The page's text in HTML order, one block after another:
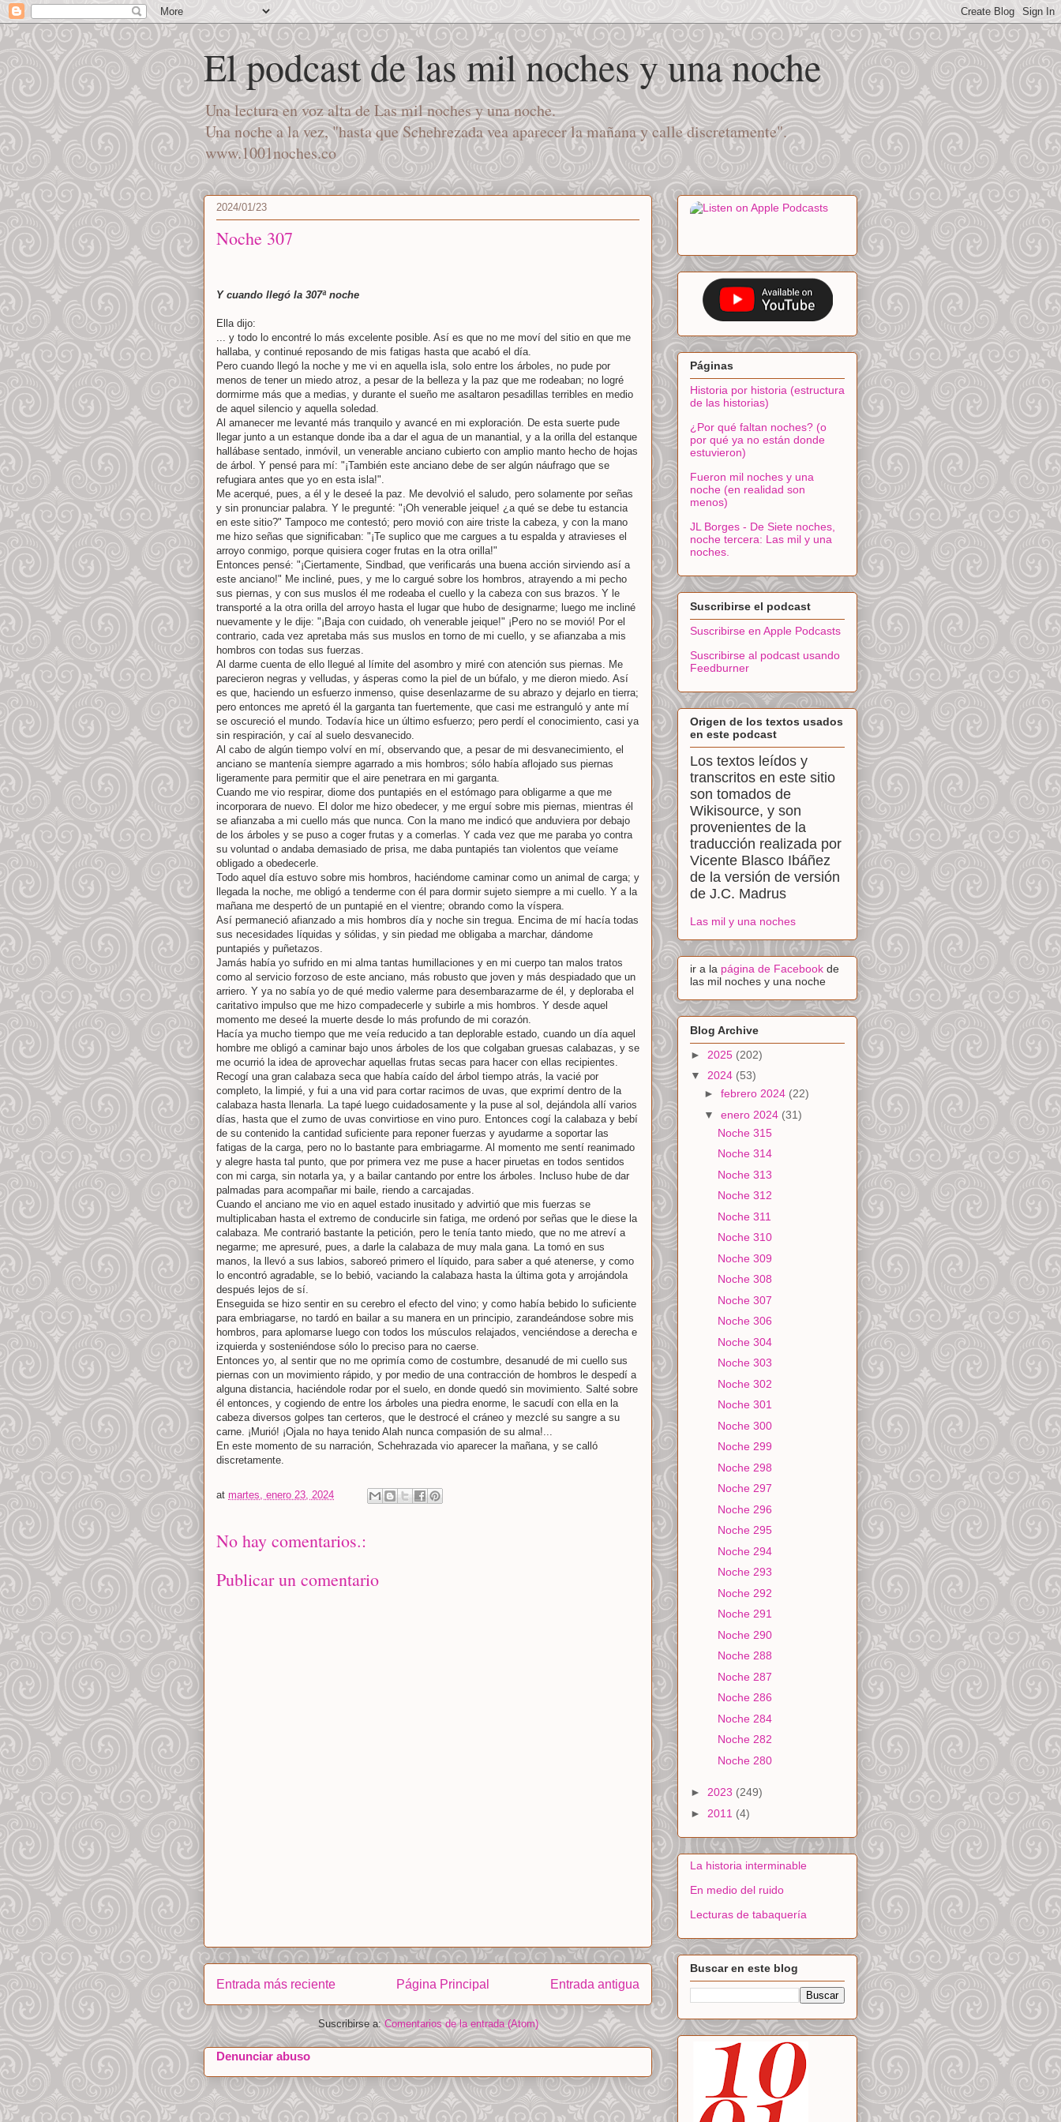
El podcast de las mil noches y una noche
Una lectura en voz alta de Las mil noches y una noche.
Una noche a la vez, "hasta que Schehrezada vea aparecer la mañana y calle discretamente".
www.1001noches.co
2024/01/23
Noche 307
Y cuando llegó la 307ª noche
Ella dijo:
... y todo lo encontré lo más excelente posible. Así es que no me moví del sitio en que me
hallaba, y continué reposando de mis fatigas hasta que acabó el día.
Pero cuando llegó la noche y me vi en aquella isla, solo entre los árboles, no pude por
menos de tener un miedo atroz, a pesar de la belleza y la paz que me rodeaban; no logré
dormirme más que a medias, y durante el sueño me asaltaron pesadillas terribles en medio
de aquel silencio y aquella soledad.
Al amanecer me levanté más tranquilo y avancé en mi exploración. De esta suerte pude
llegar junto a un estanque donde iba a dar el agua de un manantial, y a la orilla del estanque
hallábase sentado, inmóvil, un venerable anciano cubierto con amplio manto hecho de hojas
de árbol. Y pensé para mí: "¡También este anciano debe de ser algún náufrago que se
refugiara antes que yo en esta isla!".
Me acerqué, pues, a él y le deseé la paz. Me devolvió el saludo, pero solamente por señas
y sin pronunciar palabra. Y le pregunté: "¡Oh venerable jeique! ¿a qué se debe tu estancia
en este sitio?" Tampoco me contestó; pero movió con aire triste la cabeza, y con la mano
me hizo señas que significaban: "¡Te suplico que me cargues a tu espalda y atravieses el
arroyo conmigo, porque quisiera coger frutas en la otra orilla!"
Entonces pensé: "¡Ciertamente, Sindbad, que verificarás una buena acción sirviendo así a
este anciano!" Me incliné, pues, y me lo cargué sobre los hombros, atrayendo a mi pecho
sus piernas, y con sus muslos él me rodeaba el cuello y la cabeza con sus brazos. Y le
transporté a la otra orilla del arroyo hasta el lugar que hubo de designarme; luego me incliné
nuevamente y le dije: "¡Baja con cuidado, oh venerable jeique!" ¡Pero no se movió! Por el
contrario, cada vez apretaba más sus muslos en torno de mi cuello, y se afianzaba a mis
hombros con todas sus fuerzas.
Al darme cuenta de ello llegué al límite del asombro y miré con atención sus piernas. Me
parecieron negras y velludas, y ásperas como la piel de un búfalo, y me dieron miedo. Así
es que, haciendo un esfuerzo inmenso, quise desenlazarme de su abrazo y dejarlo en tierra;
pero entonces me apretó él la garganta tan fuertemente, que casi me estranguló y ante mí
se oscureció el mundo. Todavía hice un último esfuerzo; pero perdí el conocimiento, casi ya
sin respiración, y caí al suelo desvanecido.
Al cabo de algún tiempo volví en mí, observando que, a pesar de mi desvanecimiento, el
anciano se mantenía siempre agarrado a mis hombros; sólo había aflojado sus piernas
ligeramente para permitir que el aire penetrara en mi garganta.
Cuando me vio respirar, diome dos puntapiés en el estómago para obligarme a que me
incorporara de nuevo. El dolor me hizo obedecer, y me erguí sobre mis piernas, mientras él
se afianzaba a mi cuello más que nunca. Con la mano me indicó que anduviera por debajo
de los árboles y se puso a coger frutas y a comerlas. Y cada vez que me paraba yo contra
su voluntad o andaba demasiado de prisa, me daba puntapiés tan violentos que veíame
obligado a obedecerle.
Todo aquel día estuvo sobre mis hombros, haciéndome caminar como un animal de carga; y
llegada la noche, me obligó a tenderme con él para dormir sujeto siempre a mi cuello. Y a la
mañana me despertó de un puntapié en el vientre; obrando como la víspera.
Así permaneció afianzado a mis hombros día y noche sin tregua. Encima de mí hacía todas
sus necesidades líquidas y sólidas, y sin piedad me obligaba a marchar, dándome
puntapiés y puñetazos.
Jamás había yo sufrido en mi alma tantas humillaciones y en mi cuerpo tan malos tratos
como al servicio forzoso de este anciano, más robusto que joven y más despiadado que un
arriero. Y ya no sabía yo de qué medio valerme para desembarazarme de él, y deploraba el
caritativo impulso que me hizo compadecerle y subirle a mis hombros. Y desde aquel
momento me deseé la muerte desde lo más profundo de mi corazón.
Hacía ya mucho tiempo que me veía reducido a tan deplorable estado, cuando un día aquel
hombre me obligó a caminar bajo unos árboles de los que colgaban gruesas calabazas, y se
me ocurrió la idea de aprovechar aquellas frutas secas para hacer con ellas recipientes.
Recogí una gran calabaza seca que había caído del árbol tiempo atrás, la vacié por
completo, la limpié, y fui a una vid para cortar racimos de uvas, que exprimí dentro de la
calabaza hasta llenarla. La tapé luego cuidadosamente y la puse al sol, dejándola allí varios
días, hasta que el zumo de uvas convirtiose en vino puro. Entonces cogí la calabaza y bebí
de su contenido la cantidad suficiente para reponer fuerzas y ayudarme a soportar las
fatigas de la carga, pero no lo bastante para embriagarme. Al momento me sentí reanimado
y alegre hasta tal punto, que por primera vez me puse a hacer piruetas en todos sentidos
con mi carga, sin notarla ya, y a bailar cantando por entre los árboles. Incluso hube de dar
palmadas para acompañar mi baile, riendo a carcajadas.
Cuando el anciano me vio en aquel estado inusitado y advirtió que mis fuerzas se
multiplicaban hasta el extremo de conducirle sin fatiga, me ordenó por señas que le diese la
calabaza. Me contrarió bastante la petición, pero le tenía tanto miedo, que no me atreví a
negarme; me apresuré, pues, a darle la calabaza de muy mala gana. La tomó en sus
manos, la llevó a sus labios, saboreó primero el líquido, para saber a qué atenerse, y como
lo encontró agradable, se lo bebió, vaciando la calabaza hasta la última gota y arrojándola
después lejos de sí.
Enseguida se hizo sentir en su cerebro el efecto del vino; y como había bebido lo suficiente
para embriagarse, no tardó en bailar a su manera en un principio, zarandeándose sobre mis
hombros, para aplomarse luego con todos los músculos relajados, venciéndose a derecha e
izquierda y sosteniéndose sólo lo preciso para no caerse.
Entonces yo, al sentir que no me oprimía como de costumbre, desanudé de mi cuello sus
piernas con un movimiento rápido, y por medio de una contracción de hombros le despedí a
alguna distancia, haciéndole rodar por el suelo, en donde quedó sin movimiento. Salté sobre
él entonces, y cogiendo de entre los árboles una piedra enorme, le sacudí con ella en la
cabeza diversos golpes tan certeros, que le destrocé el cráneo y mezclé su sangre a su
carne. ¡Murió! ¡Ojala no haya tenido Alah nunca compasión de su alma!...
En este momento de su narración, Schehrazada vio aparecer la mañana, y se calló
discretamente.
at martes, enero 23, 2024
No hay comentarios.:
Publicar un comentario
Entrada más reciente Entrada antigua
Página Principal
Suscribirse a:Comentarios de la entrada (Atom)
Denunciar abuso
Páginas
Historia por historia (estructura
de las historias)
¿Por qué faltan noches? (o
por qué ya no están donde
estuvieron)
Fueron mil noches y una
noche (en realidad son
menos)
JL Borges - De Siete noches,
noche tercera: Las mil y una
noches.
Suscribirse el podcast
Suscribirse en Apple Podcasts
Suscribirse al podcast usando
Feedburner
Origen de los textos usados
en este podcast
Los textos leídos y
transcritos en este sitio
son tomados de
Wikisource, y son
provenientes de la
traducción realizada por
Vicente Blasco Ibáñez
de la versión de versión
de J.C. Madrus
Las mil y una noches
ir a la página de Facebook de
las mil noches y una noche
Blog Archive
► 2025 (202)
▼ 2024 (53)
► febrero 2024 (22)
▼ enero 2024 (31)
Noche 315
Noche 314
Noche 313
Noche 312
Noche 311
Noche 310
Noche 309
Noche 308
Noche 307
Noche 306
Noche 304
Noche 303
Noche 302
Noche 301
Noche 300
Noche 299
Noche 298
Noche 297
Noche 296
Noche 295
Noche 294
Noche 293
Noche 292
Noche 291
Noche 290
Noche 288
Noche 287
Noche 286
Noche 284
Noche 282
Noche 280
► 2023 (249)
► 2011 (4)
La historia interminable
En medio del ruido
Lecturas de tabaquería
Buscar en este blog